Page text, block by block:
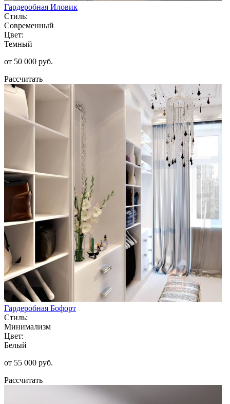
Гардеробная Иловик
Стиль:
Современный
Цвет:
Темный
от 50 000 руб.
Рассчитать
Гардеробная Бофорт
Стиль:
Минимализм
Цвет:
Белый
от 55 000 руб.
Рассчитать